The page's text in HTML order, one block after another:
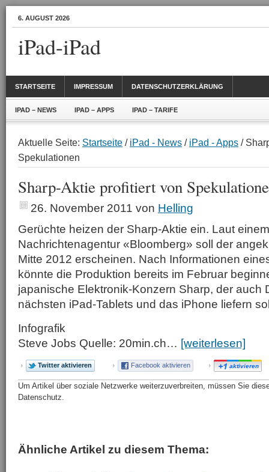
6. AUGUST 2026
iPad-iPad
STARTSEITE IMPRESSUM DATENSCHUTZERKLÄRUNG
IPAD – NEWS IPAD – APPS IPAD – TARIFE
Aktuelle Seite: Startseite / iPad - News / iPad - Apps /
Spekulationen
Sharp-Aktie profitiert von
26. November 2011 von Helling
Gerüchte heizen der Sharp-Aktie ein. Laut
Nachrichtenagentur «Bloomberg» soll der
Mitte 2012 erscheinen. Nach Informationen
könnte die Produktion bereits im Februar
japanische Elektronik-Konzern Sharp, der auch
nächsten iPad-Tablets und das iPhone liefern
Infografik
Steve Jobs Quelle: 20min.ch… [weiterlesen]
Twitter aktivieren Facebook aktivieren aktivieren
Um Artikel über soziale Netzwerke weiterzuverbreiten, müssen Sie
Datenschutz.
Ähnliche Artikel zu diesem Thema: